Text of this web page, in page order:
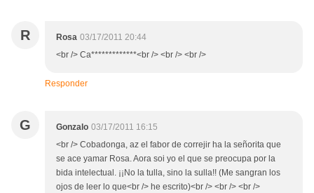
R Rosa 03/17/2011 20:44
<br /> Ca*************<br /> <br /> <br />
Responder
G Gonzalo 03/17/2011 16:15
<br /> Cobadonga, az el fabor de correjir ha la señorita que
se ace yamar Rosa. Aora soi yo el que se preocupa por la
bida intelectual. ¡¡No la tulla, sino la sulla!! (Me sangran los
ojos de leer lo que<br /> he escrito)<br /> <br /> <br />